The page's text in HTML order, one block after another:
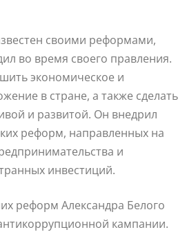
своими реформами,
во время своего правления.
экономическое и
в стране, а также сделать
и развитой. Он внедрил
реформ, направленных на
и
инвестиций.
реформ Александра Белого
кампании.